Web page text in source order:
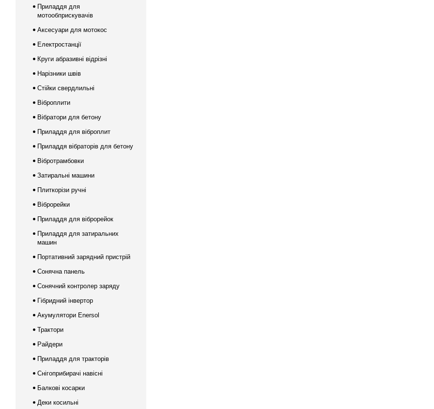
Приладдя для
мотообприскувачів
Аксесуари для мотокос
Електростанції
Круги абразивні відрізні
Нарізники швів
Стійки свердлильні
Віброплити
Вібратори для бетону
Приладдя для віброплит
Приладдя вібраторів для бетону
Вібротрамбовки
Затиральні машини
Плиткорізи ручні
Віброрейки
Приладдя для віброрейок
Приладдя для затиральних
машин
Портативний зарядний пристрій
Сонячна панель
Сонячний контролер заряду
Гібридний інвертор
Акумулятори Enersol
Трактори
Райдери
Приладдя для тракторів
Снігоприбирачі навісні
Балкові косарки
Деки косильні